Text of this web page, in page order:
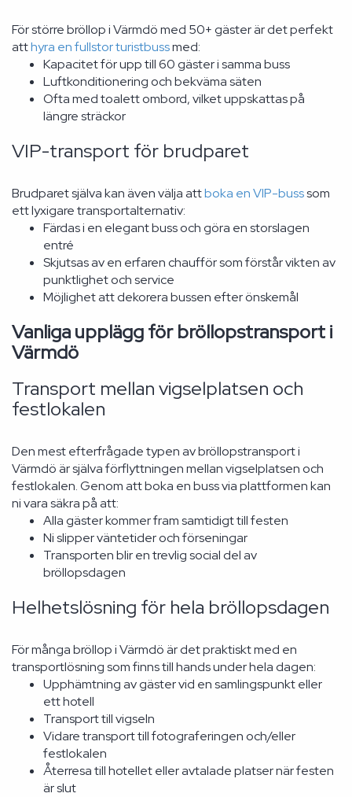
För större bröllop i Värmdö med 50+ gäster är det perfekt
atthyra en fullstor turistbussmed:
Kapacitet för upp till 60 gäster i samma buss
Luftkonditionering och bekväma säten
Ofta med toalett ombord, vilket uppskattas på
längre sträckor
VIP-transport för brudparet
Brudparet själva kan även välja attboka en VIP-busssom
ett lyxigare transportalternativ:
Färdas i en elegant buss och göra en storslagen
entré
Skjutsas av en erfaren chaufför som förstår vikten av
punktlighet och service
Möjlighet att dekorera bussen efter önskemål
Vanliga upplägg för bröllopstransport i
Värmdö
Transport mellan vigselplatsen och
festlokalen
Den mest efterfrågade typen av bröllopstransport i
Värmdö är själva förflyttningen mellan vigselplatsen och
festlokalen. Genom att boka en buss via plattformen kan
ni vara säkra på att:
Alla gäster kommer fram samtidigt till festen
Ni slipper väntetider och förseningar
Transporten blir en trevlig social del av
bröllopsdagen
Helhetslösning för hela bröllopsdagen
För många bröllop i Värmdö är det praktiskt med en
transportlösning som finns till hands under hela dagen:
Upphämtning av gäster vid en samlingspunkt eller
ett hotell
Transport till vigseln
Vidare transport till fotograferingen och/eller
festlokalen
Återresa till hotellet eller avtalade platser när festen
är slut